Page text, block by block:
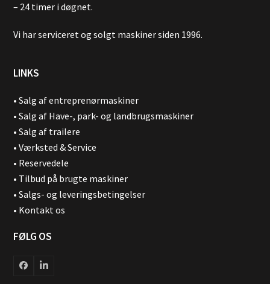
– 24 timer i døgnet.
Vi har serviceret og solgt maskiner siden 1996.
LINKS
•Salg af entreprenørmaskiner
•Salg af Have-, park- og landbrugsmaskiner
•Salg af trailere
•Værksted & Service
• Reservedele
• Tilbud på brugte maskiner
•Salgs- og leveringsbetingelser
• Kontakt os
FØLG OS
FacebookLinkedIn